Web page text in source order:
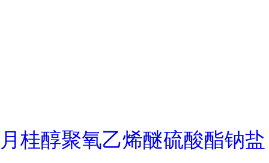
月桂醇聚氧乙烯醚硫酸酯钠盐